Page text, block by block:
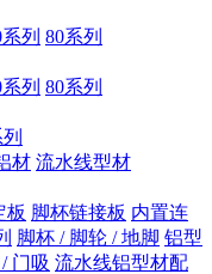
列 80系列
列 80系列
材 流水线型材
板 脚杯链接板 内置连
脚杯 / 脚轮 / 地脚 铝型
门吸 流水线铝型材配